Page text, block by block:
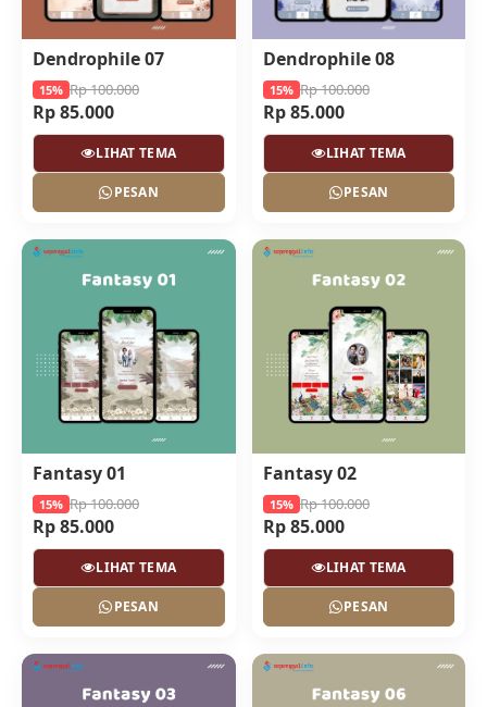
Dendrophile 07
15% Rp 100.000
Rp 85.000
LIHAT TEMA
PESAN
Dendrophile 08
15% Rp 100.000
Rp 85.000
LIHAT TEMA
PESAN
Fantasy 01
15% Rp 100.000
Rp 85.000
LIHAT TEMA
PESAN
Fantasy 02
15% Rp 100.000
Rp 85.000
LIHAT TEMA
PESAN